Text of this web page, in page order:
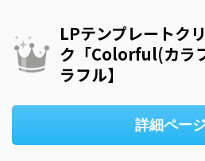
LPテンプレートク
ク「Colorful(カラ
ラフル】
詳細ペー